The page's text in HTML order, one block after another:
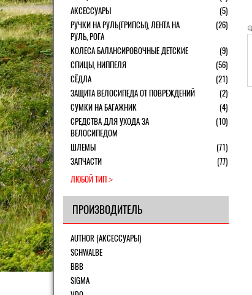
АКСЕССУАРЫ
(5)
РУЧКИ НА РУЛЬ(ГРИПСЫ), ЛЕНТА НА
РУЛЬ, РОГА
(26)
КОЛЕСА БАЛАНСИРОВОЧНЫЕ ДЕТСКИЕ
(9)
СПИЦЫ, НИППЕЛЯ
(56)
СЁДЛА
(21)
ЗАЩИТА ВЕЛОСИПЕДА ОТ ПОВРЕЖДЕНИЙ
(2)
СУМКИ НА БАГАЖНИК
(4)
СРЕДСТВА ДЛЯ УХОДА ЗА
ВЕЛОСИПЕДОМ
(10)
ШЛЕМЫ
(71)
ЗАПЧАСТИ
(77)
ЛЮБОЙ ТИП
ПРОИЗВОДИТЕЛЬ
AUTHOR (АКСЕССУАРЫ)
SCHWALBE
BBB
SIGMA